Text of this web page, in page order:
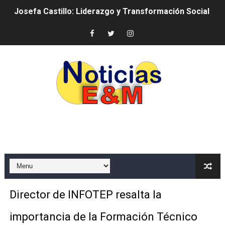
Josefa Castillo: Liderazgo y Transformación Social al
Lee Ballester a los que se forman como agentes
Trabajadores de la prensa y Obispado de la
Ministerio de Cultura anuncia ganadores de Premios
Banco Popular escala 17 posiciones en los mil
SNS y el SRSO actualizan Manual de Comunicación
Osiris de León responde a Roberto Tineo y a Yeisy
Director de INFOTEP resalta la
importancia de la Formación Técnico